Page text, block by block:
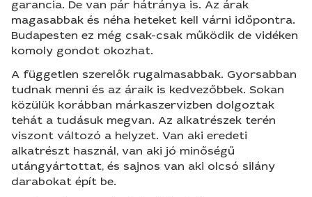
garancia. De van pár hátránya is. Az árak
magasabbak és néha heteket kell várni időpontra.
Budapesten ez még csak-csak működik de vidéken
komoly gondot okozhat.
A független szerelők rugalmasabbak. Gyorsabban
tudnak menni és az áraik is kedvezőbbek. Sokan
közülük korábban márkaszervizben dolgoztak
tehát a tudásuk megvan. Az alkatrészek terén
viszont változó a helyzet. Van aki eredeti
alkatrészt használ, van aki jó minőségű
utángyártottat, és sajnos van aki olcsó silány
darabokat épít be.